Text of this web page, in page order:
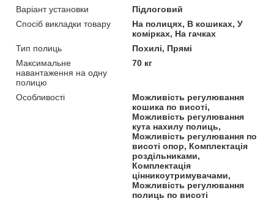
Варіант установки
Підлоговий
Спосіб викладки товару
На полицях, В кошиках, У
комірках, На гачках
Тип полиць
Похилі, Прямі
Максимальне
навантаження на одну
полицю
70 кг
Особливості
Можливість регулювання
кошика по висоті,
Можливість регулювання
кута нахилу полиць,
Можливість регулювання по
висоті опор, Комплектація
роздільниками,
Комплектація
цінникоутримувачами,
Можливість регулювання
полиць по висоті